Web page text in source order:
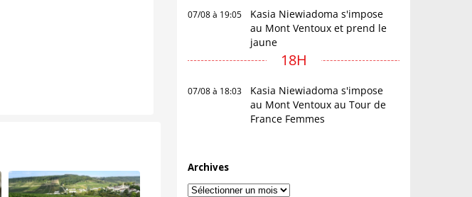
07/08 à 19:05
Kasia Niewiadoma s'impose
au Mont Ventoux et prend le
jaune
18H
07/08 à 18:03
Kasia Niewiadoma s'impose
au Mont Ventoux au Tour de
France Femmes
Archives
Archives